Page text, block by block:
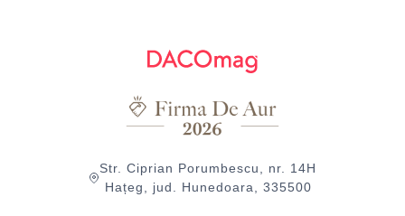
Str. Ciprian Porumbescu, nr. 14H
Hațeg, jud. Hunedoara, 335500